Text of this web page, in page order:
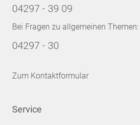
04297 - 39 09
Bei Fragen zu allgemeinen Themen:
04297 - 30
Zum Kontaktformular
Service